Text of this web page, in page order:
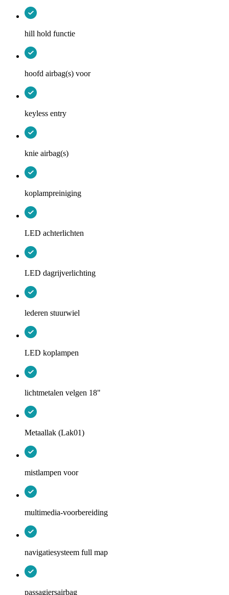
hill hold functie
hoofd airbag(s) voor
keyless entry
knie airbag(s)
koplampreiniging
LED achterlichten
LED dagrijverlichting
lederen stuurwiel
LED koplampen
lichtmetalen velgen 18"
Metaallak (Lak01)
mistlampen voor
multimedia-voorbereiding
navigatiesysteem full map
passagiersairbag